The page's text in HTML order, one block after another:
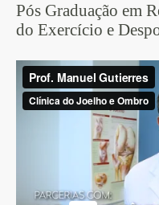
Pós Graduação em
do Exercício e